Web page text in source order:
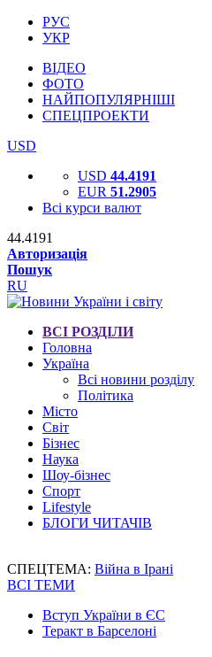
РУС
УКР
ВІДЕО
ФОТО
НАЙПОПУЛЯРНІШІ
СПЕЦПРОЕКТИ
USD
USD 44.4191
EUR 51.2905
Всі курси валют
44.4191
Авторизація
Пошук
RU
ВСІ РОЗДІЛИ
Головна
Україна
Всі новини розділу
Політика
Місто
Світ
Бізнес
Наука
Шоу-бізнес
Спорт
Lifestyle
БЛОГИ ЧИТАЧІВ
СПЕЦТЕМА: Війна в Ірані
ВСІ ТЕМИ
Вступ України в ЄС
Теракт в Барселоні